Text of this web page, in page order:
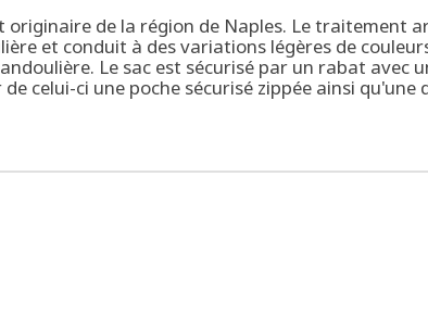
originaire de la région de Naples. Le
et conduit à des variations légères de
Le sac est sécurisé par un rabat
celui-ci une poche sécurisé zippée ainsi